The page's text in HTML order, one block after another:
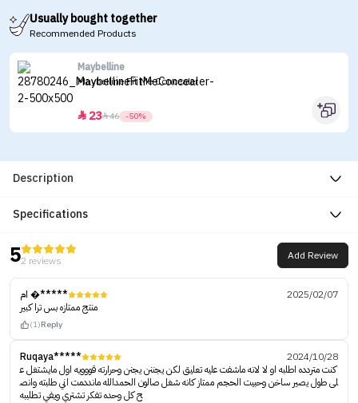
Usually bought together
Recommended Products
Maybelline
Maybelline Fit Me Concealer
 2346 -50%
Description
Specifications
52 reviews Add Review
ام �*****
2025/02/07
منتج ممتازه بس ترا كبير
(1)Reply
Ruqaya*****
2024/10/28
كنت متردده اطلبه او لا لانه ماشفت عليه تعليق لكن يجننن يجنن وحرارته قووويه اول مايشتغل ع
لى طول يصير ساخن وحبيت الحجم ممتاز كانه شغل صالون الحمدالله مانددمت اني طلبته وانص
ح كل وحده تفكر تشتري ويفي تطلببه